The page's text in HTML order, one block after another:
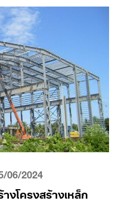
06/2024
งโครงสร้างเหล็ก